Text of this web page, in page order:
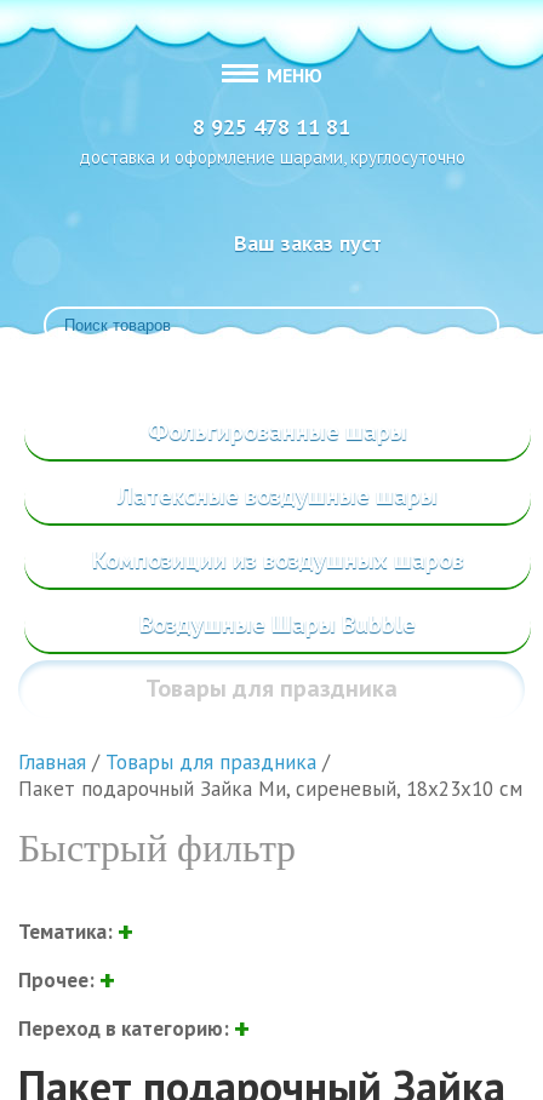
8 925 478 11 81
доставка и оформление шарами, круглосуточно
Ваш заказ пуст
МЕНЮ
Фольгированные шары
Латексные воздушные шары
Композиции из воздушных шаров
Воздушные Шары Bubble
Товары для праздника
Главная / Товары для праздника /
Пакет подарочный Зайка Ми, сиреневый, 18х23х10 см
Быстрый фильтр
Тематика:
Прочее:
Переход в категорию:
Пакет подарочный Зайка